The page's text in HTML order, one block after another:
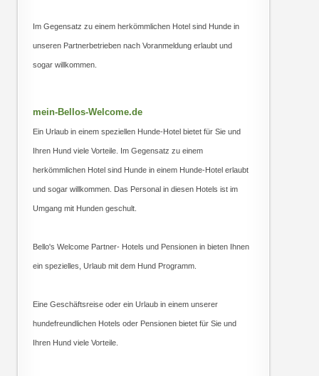
Im Gegensatz zu einem herkömmlichen Hotel sind Hunde in
unseren Partnerbetrieben nach Voranmeldung erlaubt und
sogar willkommen.
mein-Bellos-Welcome.de
Ein Urlaub in einem speziellen Hunde-Hotel bietet für Sie und
Ihren Hund viele Vorteile. Im Gegensatz zu einem
herkömmlichen Hotel sind Hunde in einem Hunde-Hotel erlaubt
und sogar willkommen. Das Personal in diesen Hotels ist im
Umgang mit Hunden geschult.
Bello's Welcome Partner- Hotels und Pensionen in bieten Ihnen
ein spezielles, Urlaub mit dem Hund Programm.
Eine Geschäftsreise oder ein Urlaub in einem unserer
hundefreundlichen Hotels oder Pensionen bietet für Sie und
Ihren Hund viele Vorteile.